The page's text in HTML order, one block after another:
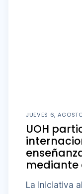
JUEVES 6,
UOH
mediante
La iniciativa